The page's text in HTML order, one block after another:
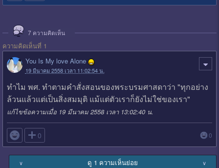
7 ความคิดเห็น
ความคิดเห็นที่ 1
You Is My love Alone
19 มีนาคม 2558 เวลา 11:02:54 น.
ทำไม พศ. ทำตามคำสั่งสอนของพระบรมศาสดาว่า "ทุกอย่าง
ล้วนแล้วแต่เป็นสิ่งสมมุติ แม้แต่ตัวเราก็ยังไม่ใช่ของเรา"
แก้ไขข้อความเมื่อ 19 มีนาคม 2558 เวลา 13:02:40 น.
 0 0
∨ ดู 1 ความเห็นย่อย ∨